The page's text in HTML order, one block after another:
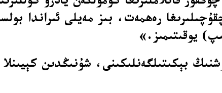
رەھمەت، بىز مەيلى ئىراندا
يوقىتىمىز.»
بېكىتىلگەنلىكىنى، شۇنىڭدىن